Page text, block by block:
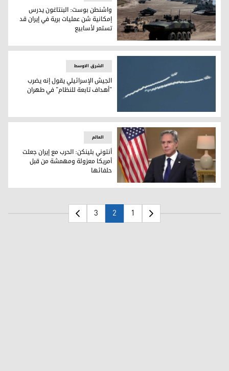
واشنطن بوست: البنتاغون يدرس إمكانية شن عمليات برية في
واشنطن بوست: البنتاغون يدرس
إمكانية شن عمليات برية في إيران قد
تستمر لأسابيع
الجيش الإسرائيلي يقول إنه يضرب "أهداف تابعة للنظام" في
الشرق الاوسط
الجيش الإسرائيلي يقول إنه يضرب
"أهداف تابعة للنظام" في طهران
أنتوني بلينكن: الحرب مع إيران جعلت أمريكا معزولة ومهمشة
العالم
أنتوني بلينكن: الحرب مع إيران جعلت
أمريكا معزولة ومهمشة من قبل
حلفائها
1
2
3